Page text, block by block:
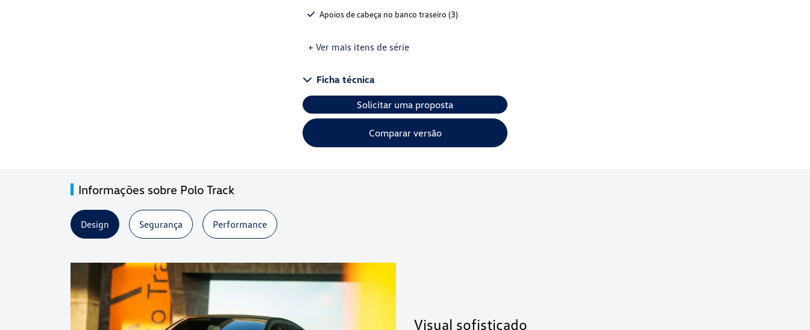
Apoios de cabeça no banco traseiro (3)
+ Ver mais itens de série
Ficha técnica
Solicitar uma proposta
Comparar versão
Informações sobre Polo Track
Design Segurança Performance
Visual sofisticado